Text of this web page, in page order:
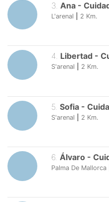
3. Ana -
L'arenal 2 Km.
4. Libertad -
S'arenal 2 Km.
5 Sofia -
S'arenal 2 Km.
6 Álvaro -
Palma De Mallorca